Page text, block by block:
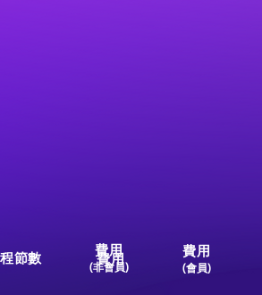
節數 費用
費用
(非會員)
費用
(會員)